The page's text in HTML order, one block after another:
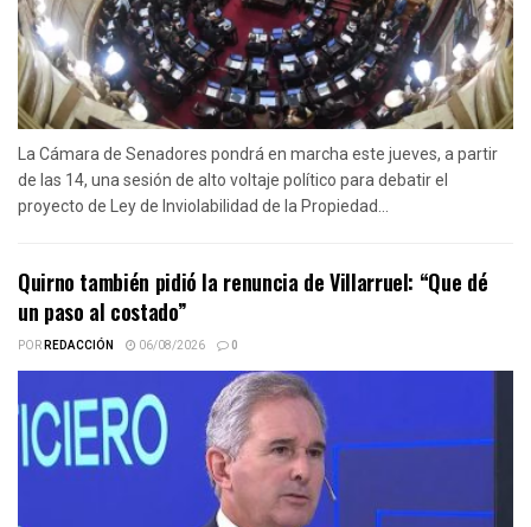
La Cámara de Senadores pondrá en marcha este jueves, a partir
de las 14, una sesión de alto voltaje político para debatir el
proyecto de Ley de Inviolabilidad de la Propiedad...
Quirno también pidió la renuncia de Villarruel: “Que dé
un paso al costado”
PORREDACCIÓN 06/08/2026 0